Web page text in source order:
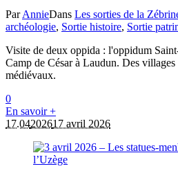
ParAnnieDans Les sorties de la
archéologie, Sortie histoire, Sortie
Visite de deux oppida : l'oppidum
Camp de César à Laudun. Des
médiévaux.
0
En savoir +
17.04202617 avril 2026